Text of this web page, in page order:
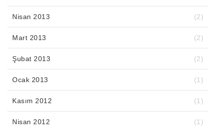
Nisan 2013 (2)
Mart 2013 (2)
Şubat 2013 (2)
Ocak 2013 (1)
Kasım 2012 (1)
Nisan 2012 (1)